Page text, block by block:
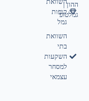
השוואת
קופות
גמל
השוואת
בתי
השקעות
למסחר
עצמאי
ההון |
גמלטופ